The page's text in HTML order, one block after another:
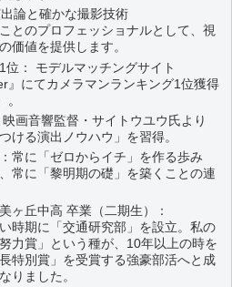
論と確かな撮影技術
ことのプロフェッショナルとして、視
価値を提供します。
位： モデルマッチングサイト
』にてカメラマンランキング1位獲得
。
画音響監督・サイトウユウ氏より
ける演出ノウハウ」を習得。
常に「ゼロからイチ」を作る歩み
常に「黎明期の礎」を築くことの連
ヶ丘中高 卒業（二期生）：
時期に「交通研究部」を設立。私の
力賞」という種が、10年以上の時を
特別賞」を受賞する強豪部活へと成
りました。